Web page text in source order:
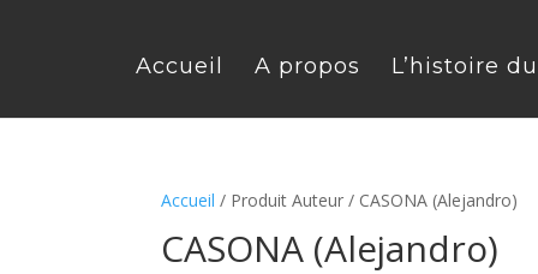
Accueil A propos L’histoire
Accueil / Produit Auteur / CASONA (Alejandro)
CASONA (Alejandro)